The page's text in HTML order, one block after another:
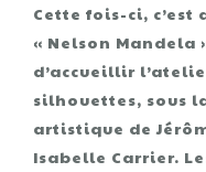
Cette fois-ci, c’est
« Nelson Mandela
d’accueillir
silhouettes, sous
artistique de
Isabelle Carrier.